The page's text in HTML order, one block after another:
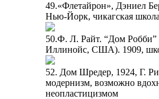
49.«Флетайрон», Дэниел
Нью-Йорк, чикагская школа
50.Ф. Л. Райт. “Дом Робби”
Иллинойс, США). 1909,
52. Дом Шредер, 1924, Г.
модернизм, возможно
неопластицизмом